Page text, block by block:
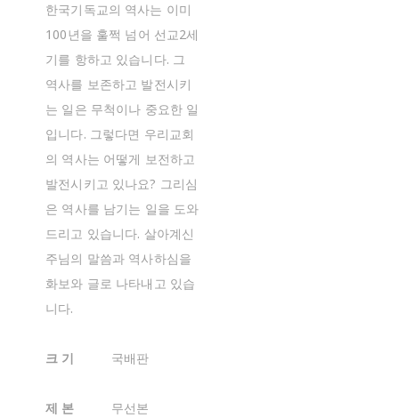
한국기독교의 역사는 이미
100년을 훌쩍 넘어 선교2세
기를 항하고 있습니다. 그
역사를 보존하고 발전시키
는 일은 무척이나 중요한 일
입니다. 그렇다면 우리교회
의 역사는 어떻게 보전하고
발전시키고 있나요? 그리심
은 역사를 남기는 일을 도와
드리고 있습니다. 살아계신
주님의 말씀과 역사하심을
화보와 글로 나타내고 있습
니다.
크 기 국배판
제 본 무선본